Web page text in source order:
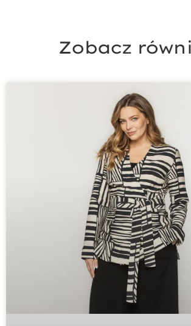
Zobacz